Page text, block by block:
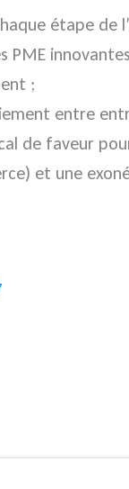
étape
;
entre
de faveur
et une